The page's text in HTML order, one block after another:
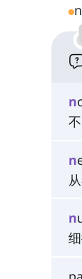
n
不
n
n